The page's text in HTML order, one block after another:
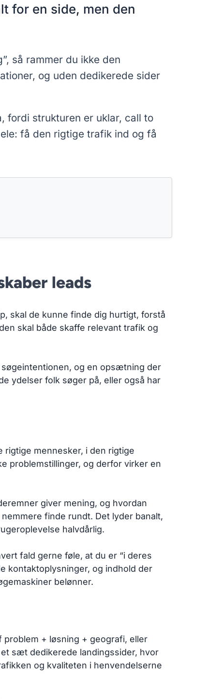
for en side, men den
så rammer du ikke den
og uden dedikerede sider
fordi strukturen er uklar, call to
få den rigtige trafik ind og få
leads
skal de kunne finde dig hurtigt, forstå
skal både skaffe relevant trafik og
og en opsætning der
ydelser folk søger på, eller også har
rigtige mennesker, i den rigtige
problemstillinger, og derfor virker en
giver mening, og hvordan
finde rundt. Det lyder banalt,
halvdårlig.
fald gerne føle, at du er “i deres
kontaktoplysninger, og indhold der
belønner.
+ løsning + geografi, eller
sæt dedikerede landingssider, hvor
og kvaliteten i henvendelserne